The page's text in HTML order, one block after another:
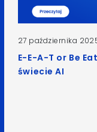
27 października
E-E-A-T or Be
świecie AI